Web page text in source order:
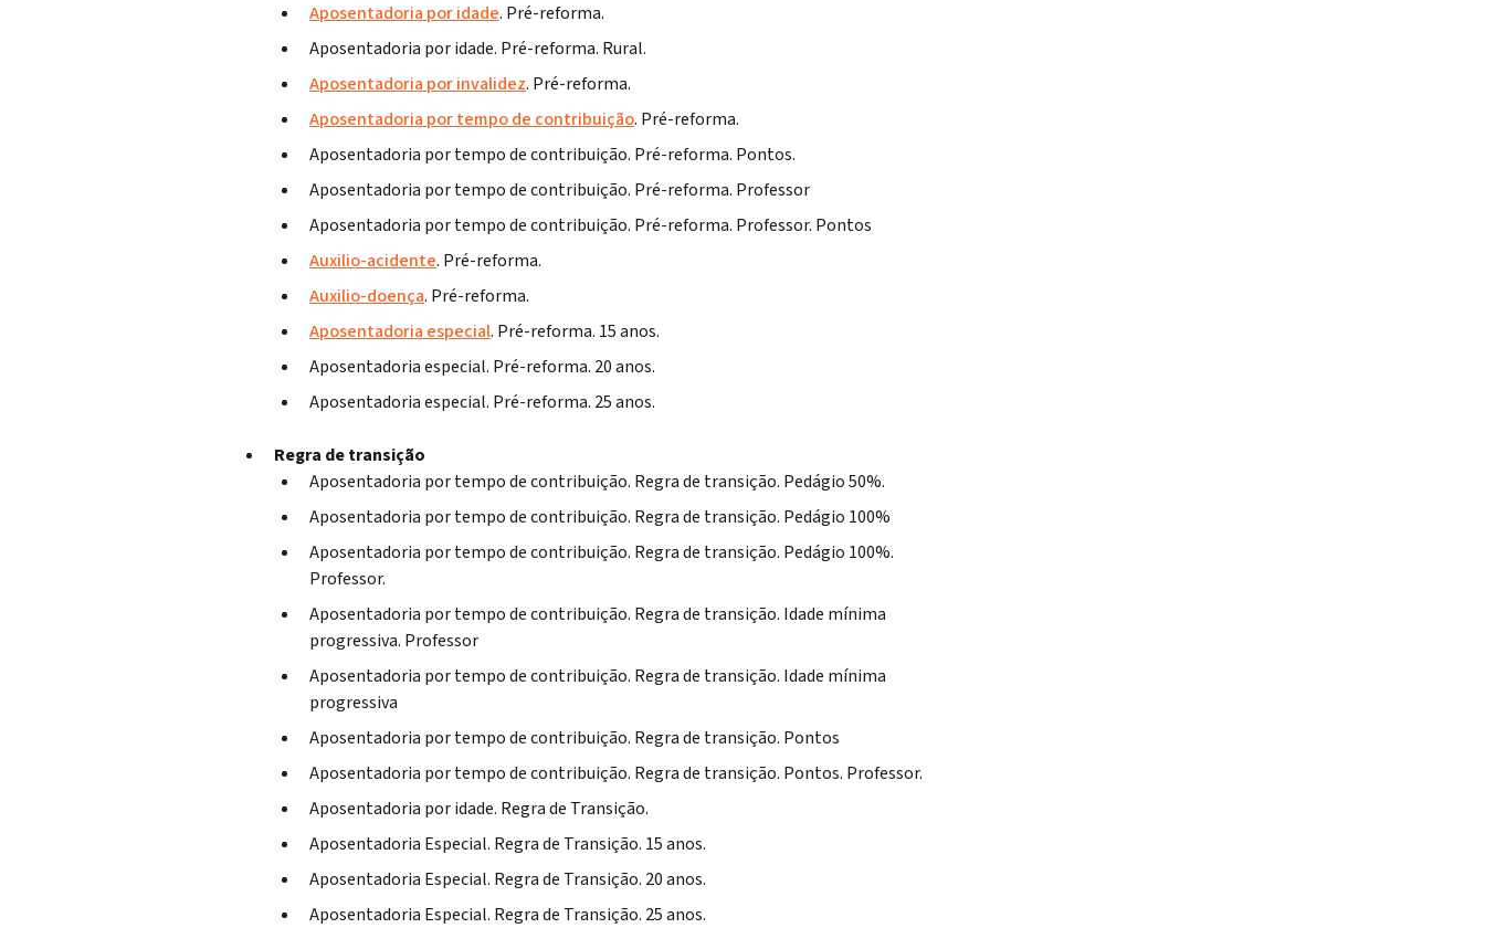
Aposentadoria por idade. Pré-reforma.
Aposentadoria por idade. Pré-reforma. Rural.
Aposentadoria por invalidez. Pré-reforma.
Aposentadoria por tempo de contribuição. Pré-reforma.
Aposentadoria por tempo de contribuição. Pré-reforma. Pontos.
Aposentadoria por tempo de contribuição. Pré-reforma. Professor
Aposentadoria por tempo de contribuição. Pré-reforma. Professor. Pontos
Auxilio-acidente. Pré-reforma.
Auxilio-doença. Pré-reforma.
Aposentadoria especial. Pré-reforma. 15 anos.
Aposentadoria especial. Pré-reforma. 20 anos.
Aposentadoria especial. Pré-reforma. 25 anos.
Regra de transição
Aposentadoria por tempo de contribuição. Regra de transição. Pedágio 50%.
Aposentadoria por tempo de contribuição. Regra de transição. Pedágio 100%
Aposentadoria por tempo de contribuição. Regra de transição. Pedágio 100%.
Professor.
Aposentadoria por tempo de contribuição. Regra de transição. Idade mínima
progressiva. Professor
Aposentadoria por tempo de contribuição. Regra de transição. Idade mínima
progressiva
Aposentadoria por tempo de contribuição. Regra de transição. Pontos
Aposentadoria por tempo de contribuição. Regra de transição. Pontos. Professor.
Aposentadoria por idade. Regra de Transição.
Aposentadoria Especial. Regra de Transição. 15 anos.
Aposentadoria Especial. Regra de Transição. 20 anos.
Aposentadoria Especial. Regra de Transição. 25 anos.